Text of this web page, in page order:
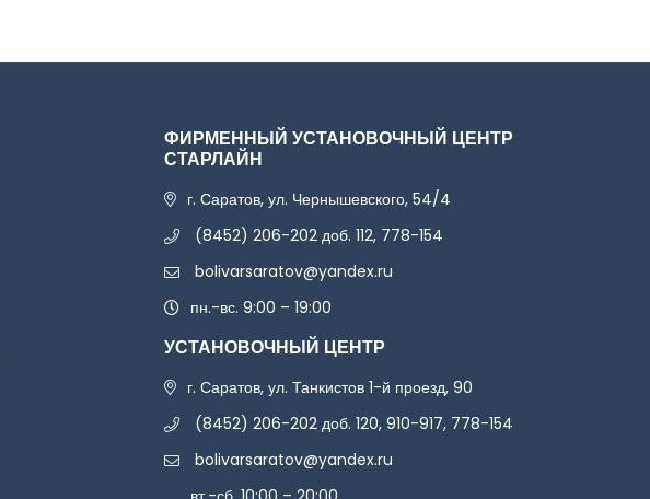
ФИРМЕННЫЙ УСТАНОВОЧНЫЙ ЦЕНТР
СТАРЛАЙН
г. Саратов, ул. Чернышевского, 54/4
(8452) 206-202 доб. 112, 778-154
bolivarsaratov@yandex.ru
пн.-вс. 9:00 – 19:00
УСТАНОВОЧНЫЙ ЦЕНТР
г. Саратов, ул. Танкистов 1-й проезд, 90
(8452) 206-202 доб. 120, 910-917, 778-154
bolivarsaratov@yandex.ru